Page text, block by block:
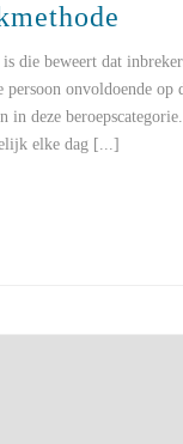
die beweert dat
onvoldoende op
in deze
elke dag [...]